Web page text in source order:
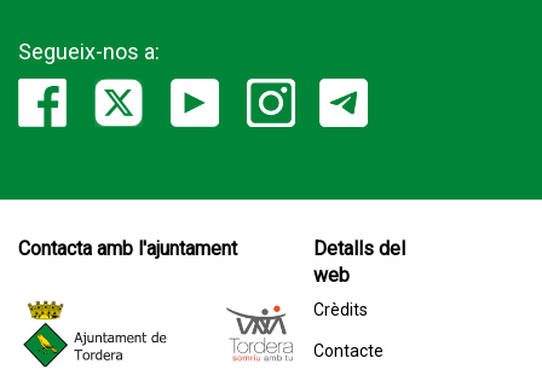
Segueix-nos a:
Contacta amb l'ajuntament
Detalls del
web
Crèdits
Contacte